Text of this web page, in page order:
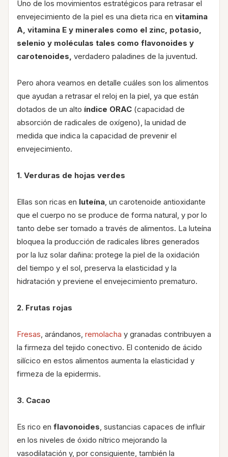
Uno de los movimientos estratégicos para retrasar el
envejecimiento de la piel es una dieta rica en vitamina
A, vitamina E y minerales como el zinc, potasio,
selenio y moléculas tales como flavonoides y
carotenoides, verdadero paladines de la juventud.
Pero ahora veamos en detalle cuáles son los alimentos
que ayudan a retrasar el reloj en la piel, ya que están
dotados de un alto índice ORAC (capacidad de
absorción de radicales de oxígeno), la unidad de
medida que indica la capacidad de prevenir el
envejecimiento.
1. Verduras de hojas verdes
Ellas son ricas en luteína, un carotenoide antioxidante
que el cuerpo no se produce de forma natural, y por lo
tanto debe ser tomado a través de alimentos. La luteína
bloquea la producción de radicales libres generados
por la luz solar dañina: protege la piel de la oxidación
del tiempo y el sol, preserva la elasticidad y la
hidratación y previene el envejecimiento prematuro.
2. Frutas rojas
Fresas, arándanos, remolacha y granadas contribuyen a
la firmeza del tejido conectivo. El contenido de ácido
silícico en estos alimentos aumenta la elasticidad y
firmeza de la epidermis.
3. Cacao
Es rico en flavonoides, sustancias capaces de influir
en los niveles de óxido nítrico mejorando la
vasodilatación y, por consiguiente, también la